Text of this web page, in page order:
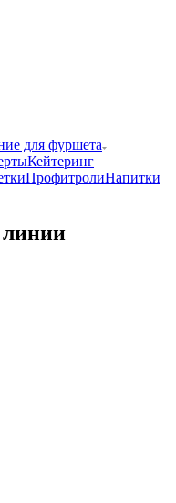
для фуршета
Кейтеринг
ПрофитролиНапитки